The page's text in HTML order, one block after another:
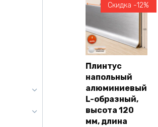
В
корзину
Скидка -12%
Плинтус
напольный
алюминиевый
L-образный,
высота 120
мм, длина